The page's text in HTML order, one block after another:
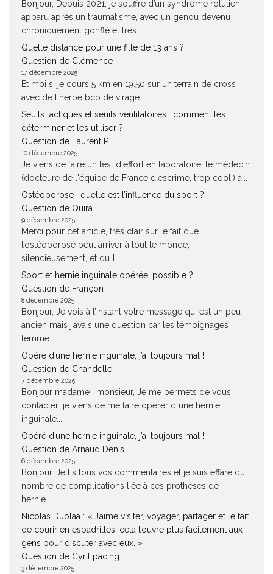
Bonjour, Depuis 2021, je souffre d’un syndrome rotulien
apparu après un traumatisme, avec un genou devenu
chroniquement gonflé et très...
Quelle distance pour une fille de 13 ans ?
Question de Clémence
17 décembre 2025
Et moi si je cours 5 km en 19.50 sur un terrain de cross
avec de l'herbe bcp de virage...
Seuils lactiques et seuils ventilatoires : comment les
déterminer et les utiliser ?
Question de Laurent P.
10 décembre 2025
Je viens de faire un test d'effort en laboratoire, le médecin
(docteure de l'équipe de France d'escrime, trop cool!) à...
Ostéoporose : quelle est l’influence du sport ?
Question de Quira
9 décembre 2025
Merci pour cet article, très clair sur le fait que
l’ostéoporose peut arriver à tout le monde,
silencieusement, et qu’il...
Sport et hernie inguinale opérée, possible ?
Question de Françon
8 décembre 2025
Bonjour, Je vois à l’instant votre message qui est un peu
ancien mais j’avais une question car les témoignages
femme...
Opéré d’une hernie inguinale, j’ai toujours mal !
Question de Chandelle
7 décembre 2025
Bonjour madame , monsieur, Je me permets de vous
contacter ,je viens de me faire opérer d une hernie
inguinale....
Opéré d’une hernie inguinale, j’ai toujours mal !
Question de Arnaud Denis
6 décembre 2025
Bonjour. Je lis tous vos commentaires et je suis effaré du
nombre de complications liée à ces prothèses de
hernie....
Nicolas Duplàa : « J’aime visiter, voyager, partager et le fait
de courir en espadrilles, cela t’ouvre plus facilement aux
gens pour discuter avec eux. »
Question de Cyril pacing
3 décembre 2025